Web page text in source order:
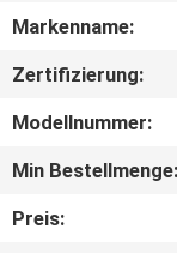
Markenname:
Zertifizierung:
Modellnummer:
Min Bestellmenge:
Preis: